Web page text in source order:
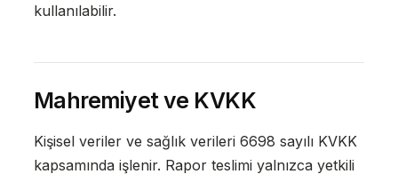
kullanılabilir.
Mahremiyet ve KVKK
Kişisel veriler ve sağlık verileri 6698 sayılı KVKK
kapsamında işlenir. Rapor teslimi yalnızca yetkili